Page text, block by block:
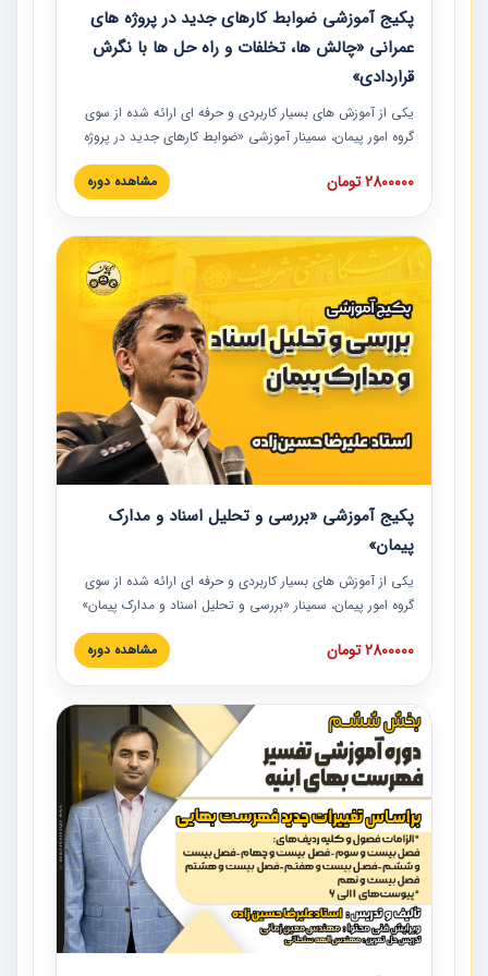
پکیج آموزشی ضوابط کارهای جدید در پروژه های
عمرانی «چالش ها، تخلفات و راه حل ها با نگرش
قراردادی»
یکی از آموزش‏‏‏‏‏‏ های بسیار کاربردی و حرفه‏ ای ارائه شده از سوی
گروه امور پیمان، سمینار آموزشی «ضوابط کارهای جدید در پروژه
های عمرانی» چالش ها، تخلفات و راه حل ها با نگرش قراردادی
است که در محل سندیکای شرکت های ساختمانی کشور ارائه شد.
مدارک پیمان به همراه تجربیات عملی ارائه شده است.
2800000 تومان مشاهده دوره
پکیج آموزشی «بررسی و تحلیل اسناد و مدارک
پیمان»
یکی از آموزش‏‏‏‏‏‏ های بسیار کاربردی و حرفه‏ ای ارائه شده از سوی
گروه امور پیمان، سمینار «بررسی و تحلیل اسناد و مدارک پیمان»
است که در دانشگاه صنعتی شریف ارائه شد. در این آموزش
نکات کلیدی مربوط به اسناد و مدارک پیمان، اولویت بندی اسناد
پیمان به همراه تجربیات عملی در این خصوص ارائه شده است.
2800000 تومان مشاهده دوره